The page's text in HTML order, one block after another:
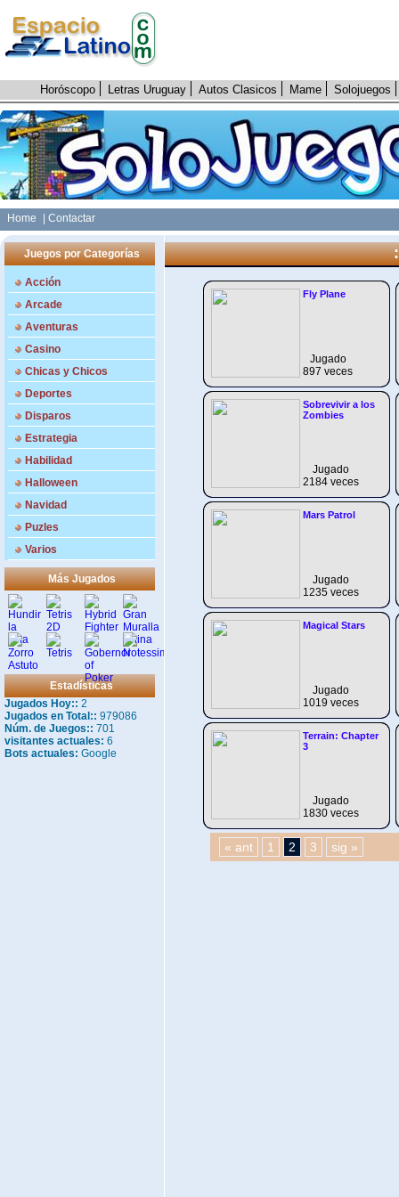
Horóscopo Letras Uruguay Autos Clasicos Mame Solojuegos
Home | Contactar
Juegos por Categorías
Acción
Arcade
Aventuras
Casino
Chicas y Chicos
Deportes
Disparos
Estrategia
Habilidad
Halloween
Navidad
Puzles
Varios
Más Jugados
Estadísticas
Jugados Hoy:: 2
Jugados en Total:: 979086
Núm. de Juegos:: 701
visitantes actuales: 6
Bots actuales: Google
Fly Plane
Jugado
897 veces
Sobrevivir a los
Zombies
Jugado
2184 veces
Mars Patrol
Jugado
1235 veces
Magical Stars
Jugado
1019 veces
Terrain: Chapter
3
Jugado
1830 veces
« ant 1 2 3 sig »